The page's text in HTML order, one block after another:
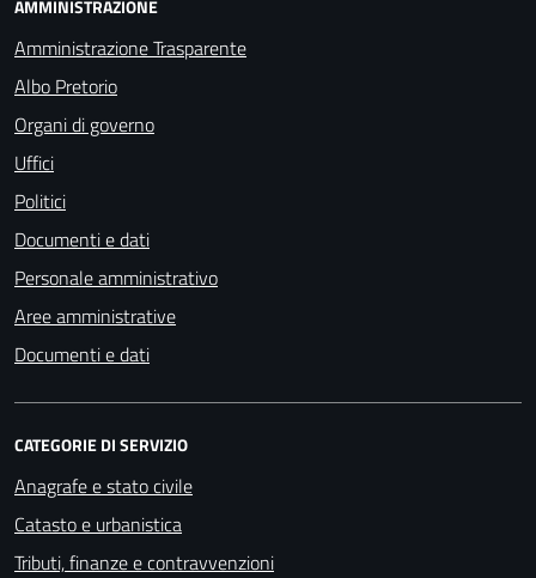
AMMINISTRAZIONE
Amministrazione Trasparente
Albo Pretorio
Organi di governo
Uffici
Politici
Documenti e dati
Personale amministrativo
Aree amministrative
Documenti e dati
CATEGORIE DI SERVIZIO
Anagrafe e stato civile
Catasto e urbanistica
Tributi, finanze e contravvenzioni